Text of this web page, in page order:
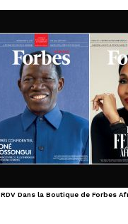
RDV Dans la Boutique de Forbes